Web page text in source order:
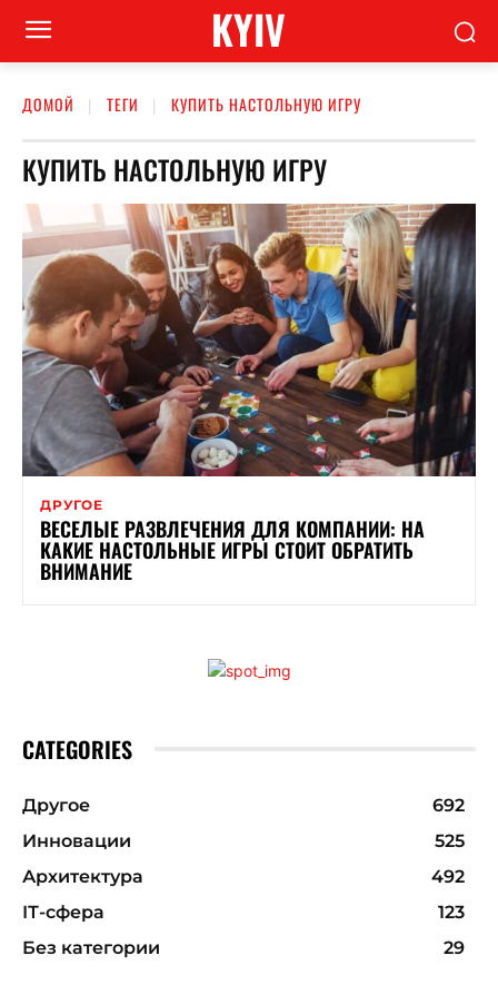
KYIV
ДОМОЙ ТЕГИ КУПИТЬ НАСТОЛЬНУЮ ИГРУ
КУПИТЬ НАСТОЛЬНУЮ ИГРУ
ДРУГОЕ
ВЕСЕЛЫЕ РАЗВЛЕЧЕНИЯ ДЛЯ КОМПАНИИ: НА
КАКИЕ НАСТОЛЬНЫЕ ИГРЫ СТОИТ ОБРАТИТЬ
ВНИМАНИЕ
CATEGORIES
Другое
692
Инновации
525
Архитектура
492
ІТ-сфера
123
Без категории
29